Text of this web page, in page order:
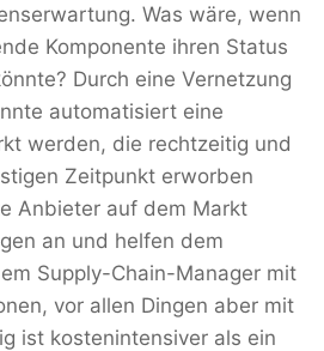
Was wäre, wenn
Komponente ihren Status
Durch eine Vernetzung
automatisiert eine
werden, die rechtzeitig und
Zeitpunkt erworben
Anbieter auf dem Markt
an und helfen dem
Supply-Chain-Manager mit
vor allen Dingen aber mit
ist kostenintensiver als ein